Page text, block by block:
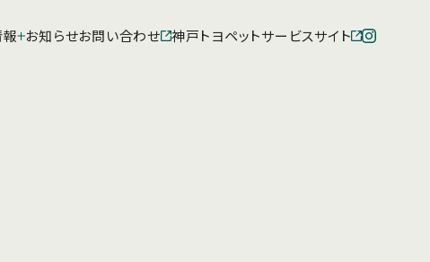
報 お知らせお問い合わせ 神戸トヨペットサービスサイト